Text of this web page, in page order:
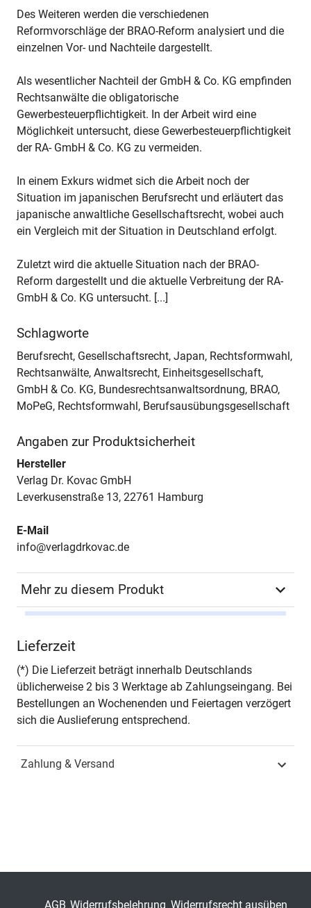
Des Weiteren werden die verschiedenen
Reformvorschläge der BRAO-Reform analysiert und die
einzelnen Vor- und Nachteile dargestellt.
Als wesentlicher Nachteil der GmbH & Co. KG empfinden
Rechtsanwälte die obligatorische
Gewerbesteuerpflichtigkeit. In der Arbeit wird eine
Möglichkeit untersucht, diese Gewerbesteuerpflichtigkeit
der RA- GmbH & Co. KG zu vermeiden.
In einem Exkurs widmet sich die Arbeit noch der
Situation im japanischen Berufsrecht und erläutert das
japanische anwaltliche Gesellschaftsrecht, wobei auch
ein Vergleich mit der Situation in Deutschland erfolgt.
Zuletzt wird die aktuelle Situation nach der BRAO-
Reform dargestellt und die aktuelle Verbreitung der RA-
GmbH & Co. KG untersucht. [...]
Schlagworte
Berufsrecht, Gesellschaftsrecht, Japan, Rechtsformwahl,
Rechtsanwälte, Anwaltsrecht, Einheitsgesellschaft,
GmbH & Co. KG, Bundesrechtsanwaltsordnung, BRAO,
MoPeG, Rechtsformwahl, Berufsausübungsgesellschaft
Angaben zur Produktsicherheit
Hersteller
Verlag Dr. Kovac GmbH
Leverkusenstraße 13, 22761 Hamburg
E-Mail
info@verlagdrkovac.de
Mehr zu diesem Produkt
Seiten 414
Jahr Hamburg 2024
Fachdisziplin
ISSN 2193-8776
Band 12
Lieferzeit
(*) Die Lieferzeit beträgt innerhalb Deutschlands
üblicherweise 2 bis 3 Werktage ab Zahlungseingang. Bei
Bestellungen an Wochenenden und Feiertagen verzögert
sich die Auslieferung entsprechend.
Zahlung & Versand
AGB Widerrufsbelehrung Widerrufsrecht ausüben